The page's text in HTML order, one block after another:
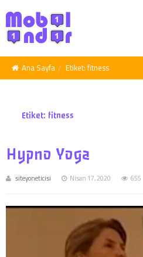
Ana Sayfa Etiket:fitness
Etiket: fitness
Hypno Yoga
siteyoneticisi Nisan 17, 2020 655